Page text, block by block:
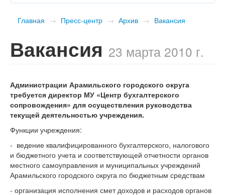
Главная → Пресс-центр → Архив → Вакансия
Вакансия 23 марта 2010 г.
Администрации Арамильского городского округа
требуется директор МУ «Центр бухгалтерского
сопровождения» для осуществления руководства
текущей деятельностью учреждения.
Функции учреждения:
- ведение квалифицированного бухгалтерского, налогового
и бюджетного учета и соответствующей отчетности органов
местного самоуправления и муниципальных учреждений
Арамильского городского округа по бюджетным средствам
- организация исполнения смет доходов и расходов органов